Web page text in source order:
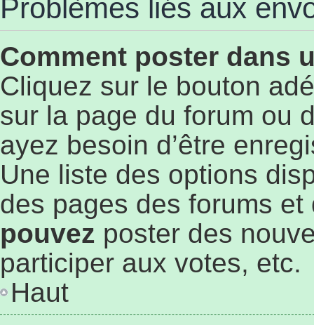
Problèmes liés aux
Comment poster dans
Cliquez sur le bouton
sur la page du forum ou
ayez besoin d’être
Une liste des options
des pages des forums
pouvez poster des
participer aux votes, etc.
Haut